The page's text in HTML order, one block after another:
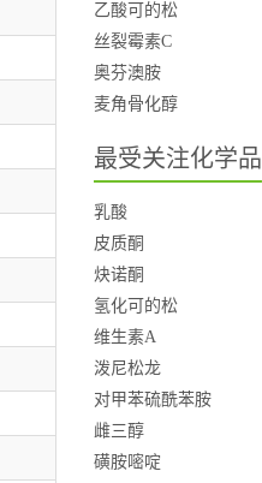
乙酸可的松
丝裂霉素C
奥芬澳胺
麦角骨化醇
最受关注化学品
乳酸
皮质酮
炔诺酮
氢化可的松
维生素A
泼尼松龙
对甲苯硫酰苯胺
雌三醇
磺胺嘧啶